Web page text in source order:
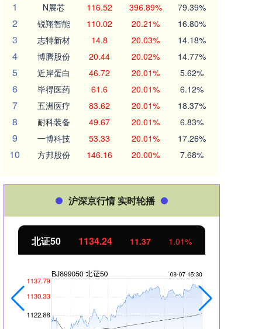
1
N展芯 116.52 396.89% 79.39%
2 锐翔智能 110.02 20.21% 16.80%
3 志特新材 14.8 20.03% 14.18%
4 博腾股份 20.44 20.02% 14.77%
5 近岸蛋白 46.72 20.01% 5.62%
6 毕得医药 61.6 20.01% 6.12%
7 五洲医疗 83.62 20.01% 18.37%
8 耐科装备 49.67 20.01% 6.83%
9 一博科技 53.33 20.01% 17.26%
10 方邦股份 146.16 20.00% 7.68%
沪深京行情 实时轮播
北证50 1134.24 11.37 1.01%